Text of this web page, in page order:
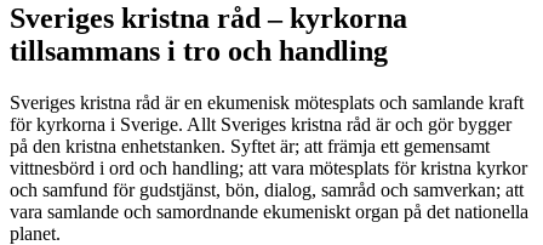
Sveriges kristna råd – kyrkorna
tillsammans i tro och handling
Sveriges kristna råd är en ekumenisk mötesplats och samlande kraft
för kyrkorna i Sverige. Allt Sveriges kristna råd är och gör bygger
på den kristna enhetstanken. Syftet är; att främja ett gemensamt
vittnesbörd i ord och handling; att vara mötesplats för kristna kyrkor
och samfund för gudstjänst, bön, dialog, samråd och samverkan; att
vara samlande och samordnande ekumeniskt organ på det nationella
planet.